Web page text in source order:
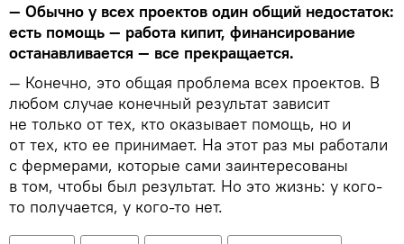
— Обычно у всех проектов один общий недостаток:
есть помощь — работа кипит, финансирование
останавливается — все прекращается.
— Конечно, это общая проблема всех проектов. В
любом случае конечный результат зависит
не только от тех, кто оказывает помощь, но и
от тех, кто ее принимает. На этот раз мы работали
с фермерами, которые сами заинтересованы
в том, чтобы был результат. Но это жизнь: у кого-
то получается, у кого-то нет.